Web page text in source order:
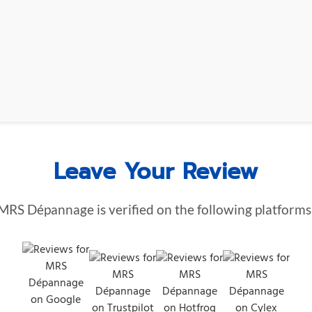
Leave Your Review
Dépannage is verified on the following